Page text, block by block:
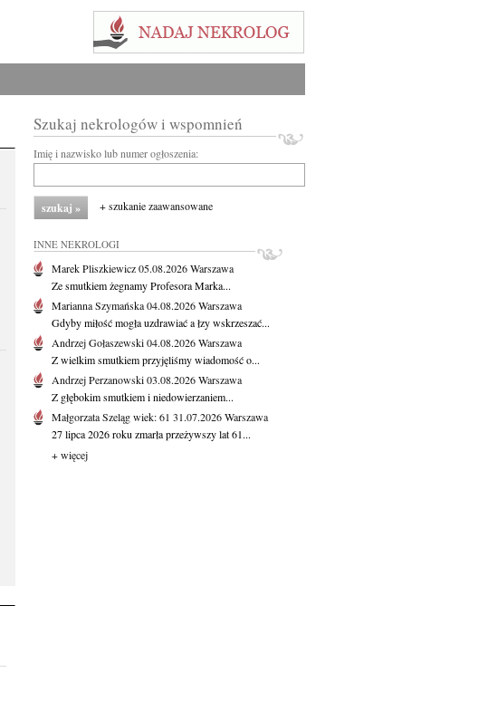
Szukaj nekrologów i wspomnień
Imię i nazwisko lub numer ogłoszenia:
+ szukanie zaawansowane
INNE NEKROLOGI
Marek Pliszkiewicz05.08.2026Warszawa
Ze smutkiem żegnamy Profesora Marka...
Marianna Szymańska04.08.2026Warszawa
Gdyby miłość mogła uzdrawiać a łzy wskrzeszać...
Andrzej Gołaszewski04.08.2026Warszawa
Z wielkim smutkiem przyjęliśmy wiadomość o...
Andrzej Perzanowski03.08.2026Warszawa
Z głębokim smutkiem i niedowierzaniem...
Małgorzata Szelągwiek: 61 31.07.2026Warszawa
27 lipca 2026 roku zmarła przeżywszy lat 61...
+ więcej